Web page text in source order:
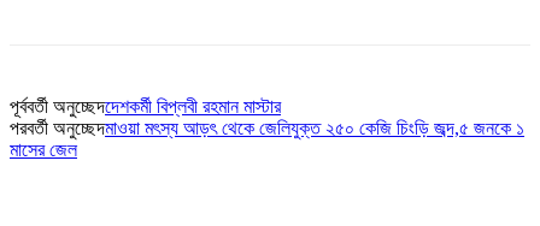
পূর্ববর্তী অনুচ্ছেদদেশকর্মী বিপ্লবী রহমান মাস্টার
পরবর্তী অনুচ্ছেদমাওয়া মৎস্য আড়ৎ থেকে জেলিযুক্ত ২৫০ কেজি চিংড়ি জব্দ,৫ জনকে ১
মাসের জেল